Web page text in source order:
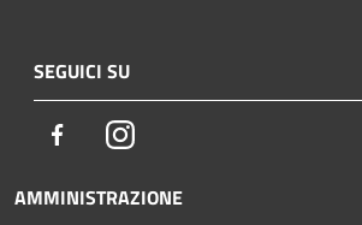
SEGUICI SU
FacebookInstagram
AMMINISTRAZIONE